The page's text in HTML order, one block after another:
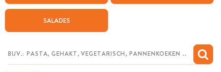
SALADES
WEEKMENU
CHAT MET MAIA
MIJN BEWAARDE RECEPTEN